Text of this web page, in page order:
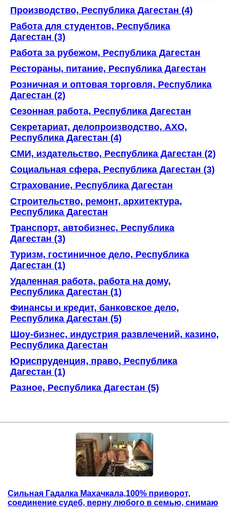
Производство, Республика Дагестан (4)
Работа для студентов, Республика
Дагестан (3)
Работа за рубежом, Республика Дагестан
Рестораны, питание, Республика Дагестан
Розничная и оптовая торговля, Республика
Дагестан (2)
Сезонная работа, Республика Дагестан
Секретариат, делопроизводство, АХО,
Республика Дагестан (4)
СМИ, издательство, Республика Дагестан (2)
Социальная сфера, Республика Дагестан (3)
Страхование, Республика Дагестан
Строительство, ремонт, архитектура,
Республика Дагестан
Транспорт, автобизнес, Республика
Дагестан (3)
Туризм, гостиничное дело, Республика
Дагестан (1)
Удаленная работа, работа на дому,
Республика Дагестан (1)
Финансы и кредит, банковское дело,
Республика Дагестан (5)
Шоу-бизнес, индустрия развлечений, казино,
Республика Дагестан
Юриспруденция, право, Республика
Дагестан (1)
Разное, Республика Дагестан (5)
Сильная Гадалка Махачкала,100% приворот,
соединение судеб, верну любого в семью, снимаю